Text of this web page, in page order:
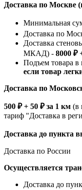
Доставка по Москве
Минимальная
Доставка по
Доставка
МКАД) - 8000 ₽
Подъем товара
если товар
Доставка по
500 ₽ + 50 ₽ за 1 км (в
тариф "Доставка в
Доставка до пункта
Доставка по России
Осуществляется
Доставка до